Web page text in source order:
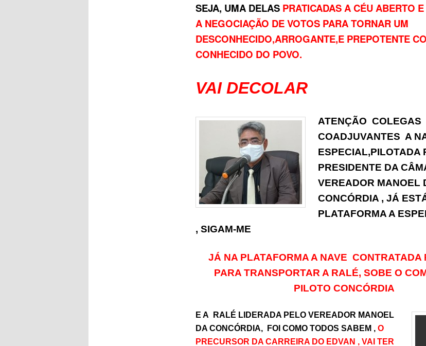
SEJA, UMA DELAS PRATICADAS A CÉU ABERTO
A NEGOCIAÇÃO DE VOTOS PARA TORNAR UM
DESCONHECIDO,ARROGANTE,E PREPOTENTE
CONHECIDO DO POVO.
VAI DECOLAR
ATENÇÃO COLEGAS
COADJUVANTES A
ESPECIAL,PILOTADA
PRESIDENTE DA
VEREADOR MANOEL
CONCÓRDIA , JÁ
PLATAFORMA A
, SIGAM-ME
JÁ NA PLATAFORMA A NAVE CONTRATADA
PARA TRANSPORTAR A RALÉ, SOBE O
PILOTO CONCÓRDIA
E A RALÉ LIDERADA PELO VEREADOR MANOEL
DA CONCÓRDIA, FOI COMO TODOS SABEM , O
PRECURSOR DA CARREIRA DO EDVAN , VAI TER